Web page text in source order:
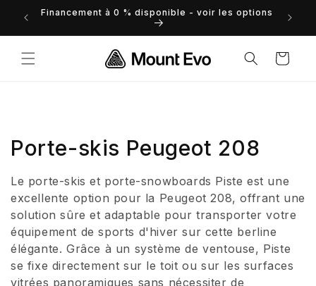
passerFinancement à 0 % disponible - voir les options
Panier
C
o
l
l
e
Porte-skis Peugeot 208
Le porte-skis et porte-snowboards Piste est une
excellente option pour la Peugeot 208, offrant une
solution sûre et adaptable pour transporter votre
équipement de sports d'hiver sur cette berline
élégante. Grâce à un système de ventouse, Piste
se fixe directement sur le toit ou sur les surfaces
vitrées panoramiques sans nécessiter de